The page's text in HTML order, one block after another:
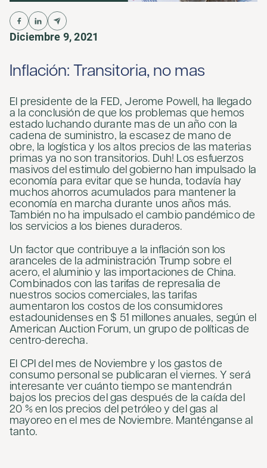
Diciembre 9, 2021
Inflación: Transitoria, no mas
El presidente de la FED, Jerome Powell, ha llegado
a la conclusión de que los problemas que hemos
estado luchando durante mas de un año con la
cadena de suministro, la escasez de mano de
obre, la logística y los altos precios de las materias
primas ya no son transitorios. Duh! Los esfuerzos
masivos del estimulo del gobierno han impulsado la
economía para evitar que se hunda, todavía hay
muchos ahorros acumulados para mantener la
economía en marcha durante unos años más.
También no ha impulsado el cambio pandémico de
los servicios a los bienes duraderos.
Un factor que contribuye a la inflación son los
aranceles de la administración Trump sobre el
acero, el aluminio y las importaciones de China.
Combinados con las tarifas de represalia de
nuestros socios comerciales, las tarifas
aumentaron los costos de los consumidores
estadounidenses en $ 51 millones anuales, según el
American Auction Forum, un grupo de políticas de
centro-derecha.
El CPI del mes de Noviembre y los gastos de
consumo personal se publicaran el viernes. Y será
interesante ver cuánto tiempo se mantendrán
bajos los precios del gas después de la caída del
20 % en los precios del petróleo y del gas al
mayoreo en el mes de Noviembre. Manténganse al
tanto.